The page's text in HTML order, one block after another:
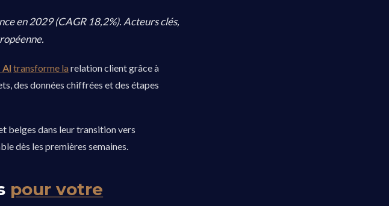
en 2029 (CAGR 18,2%). Acteurs clés,
AI transforme la relation client grâce à
des données chiffrées et des étapes
belges dans leur transition vers
dès les premières semaines.
pour votre